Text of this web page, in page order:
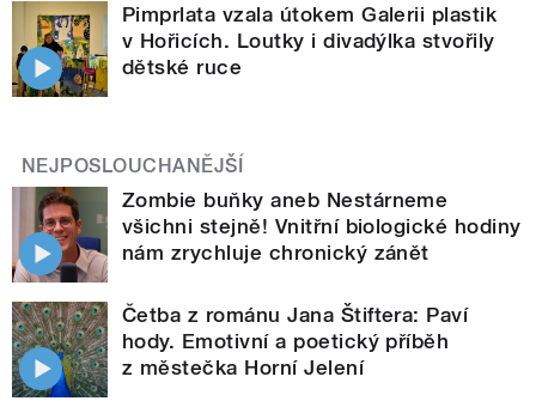
Pimprlata vzala útokem Galerii plastik
v Hořicích. Loutky i divadýlka stvořily
dětské ruce
NEJPOSLOUCHANĚJŠÍ
Zombie buňky aneb Nestárneme
všichni stejně! Vnitřní biologické hodiny
nám zrychluje chronický zánět
Četba z románu Jana Štiftera: Paví
hody. Emotivní a poetický příběh
z městečka Horní Jelení